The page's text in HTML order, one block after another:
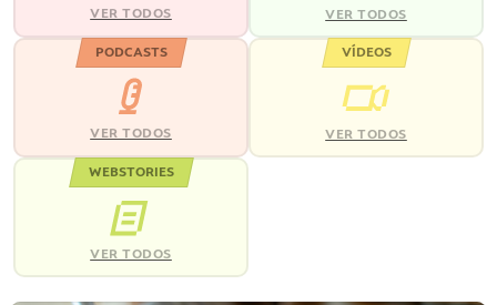
VER TODOS VER TODOS
PODCASTS
VER TODOS
VÍDEOS
VER TODOS
WEBSTORIES
VER TODOS